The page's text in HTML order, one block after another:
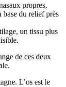
propres,
base du relief près
un tissu plus
de ces deux
L’os est le